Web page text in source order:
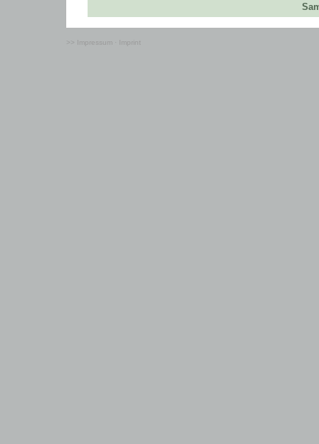
>> Impressum · Imprint